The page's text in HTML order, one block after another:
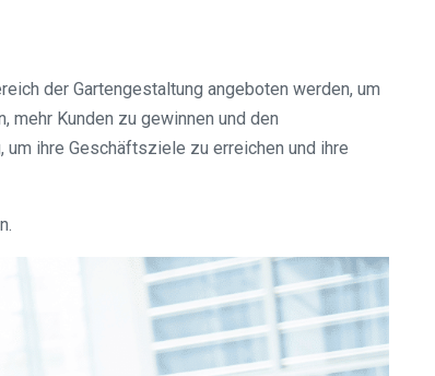
der Gartengestaltung angeboten werden, um
Kunden zu gewinnen und den
ihre Geschäftsziele zu erreichen und ihre